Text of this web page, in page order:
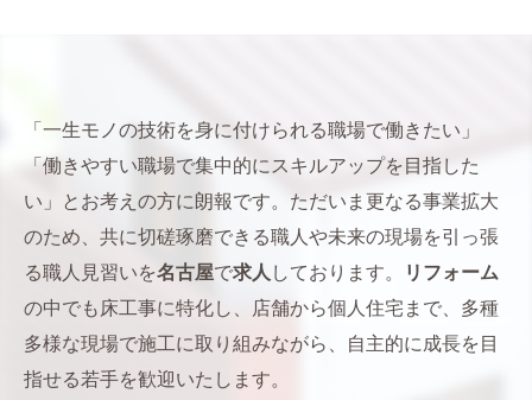
「一生モノの技術を身に付けられる職場で働きたい」
「働きやすい職場で集中的にスキルアップを目指した
い」とお考えの方に朗報です。ただいま更なる事業拡大
のため、共に切磋琢磨できる職人や未来の現場を引っ張
る職人見習いを名古屋で求人しております。
リフォーム
の中でも床工事に特化し、店舗から個人住宅まで、多種
多様な現場で施工に取り組みながら、自主的に成長を目
指せる若手を歓迎いたします。